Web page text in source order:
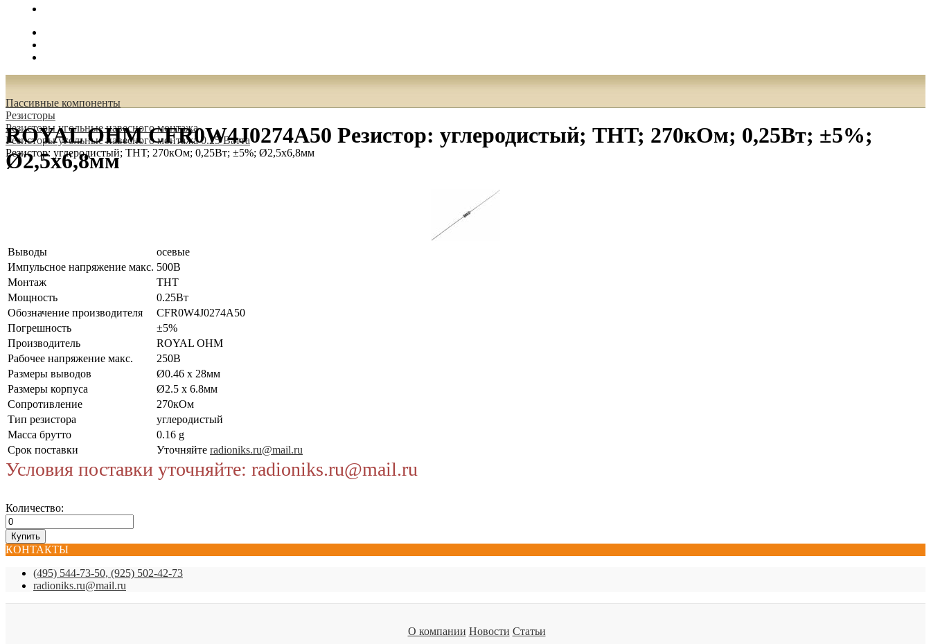
Пассивные компоненты
Резисторы
Резисторы угольные навесного монтажа
Резисторы угольные навесного монтажа 0.25 Ватта
Резистор: углеродистый; THT; 270кОм; 0,25Вт; ±5%; Ø2,5x6,8мм
ROYAL OHM CFR0W4J0274A50 Резистор: углеродистый; THT; 270кОм; 0,25Вт; ±5%;
Ø2,5x6,8мм
Выводы
осевые
Импульсное напряжение макс. 500В
Монтаж
THT
Мощность
0.25Вт
Обозначение производителя
CFR0W4J0274A50
Погрешность
±5%
Производитель
ROYAL OHM
Рабочее напряжение макс.
250В
Размеры выводов
Ø0.46 x 28мм
Размеры корпуса
Ø2.5 x 6.8мм
Сопротивление
270кОм
Тип резистора
углеродистый
Масса брутто
0.16 g
Срок поставки
Уточняйте radioniks.ru@mail.ru
Условия поставки уточняйте: radioniks.ru@mail.ru
Количество:
КОНТАКТЫ
(495) 544-73-50, (925) 502-42-73
radioniks.ru@mail.ru
О компании Новости Статьи